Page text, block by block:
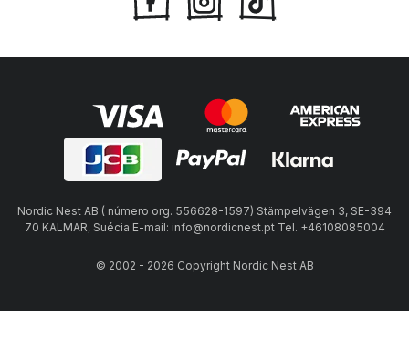
Nordic Nest AB ( número org. 556628-1597) Stämpelvägen 3, SE-394
70 KALMAR, Suécia E-mail: info@nordicnest.pt Tel. +46108085004
© 2002 - 2026 Copyright Nordic Nest AB